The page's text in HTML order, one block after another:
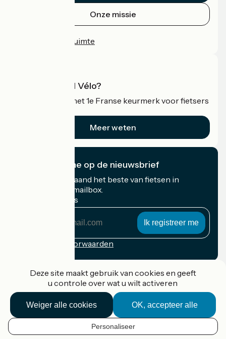
NL
Onze missie
Professionele ruimte
Wat is Accueil Vélo?
Accueil Vélo is het 1e Franse keurmerk voor fietsers
Meer weten
Ik abonneer me op de nieuwsbrief
Ontvang elke maand het beste van fietsen in
Frankrijk in uw mailbox.
Mijn e-mailadres
Inschrijvingsvoorwaarden
Accueil Vélo Pro
Contact
Wettelijke informatie
Deze site maakt gebruik van cookies en geeft
u controle over wat u wilt activeren
OK, accepteer alle
Weiger alle cookies
Personaliseer